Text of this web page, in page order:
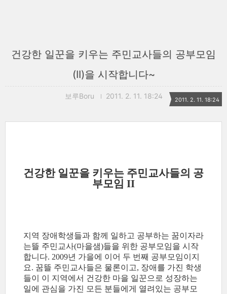
건강한 일꾼을 키우는 주민교사들의 공부모임
(II)을 시작합니다~
보루Boru 2011. 2. 11. 18:24 2011. 2. 11. 18:24
건강한 일꾼을 키우는 주민교사들의 공
부모임 II
지역 장애학생들과 함께 일하고 공부하는 꿈이자라
는뜰 주민교사(마을샘)들을 위한 공부모임을 시작
합니다. 2009년 가을에 이어 두 번째 공부모임이지
요. 꿈뜰 주민교사들은 물론이고, 장애를 가진 학생
들이 이 지역에서 건강한 마을 일꾼으로 성장하는
일에 관심을 가진 모든 분들에게 열려있는 공부모